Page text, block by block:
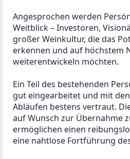
Angesprochen werden
Weitblick – Investoren,
großer Weinkultur, die das
erkennen und auf höchstem
weiterentwickeln möchten.
Ein Teil des bestehenden
gut eingearbeitet und mit
Abläufen bestens vertraut.
auf Wunsch zur Übernahme
ermöglichen einen
eine nahtlose Fortführung